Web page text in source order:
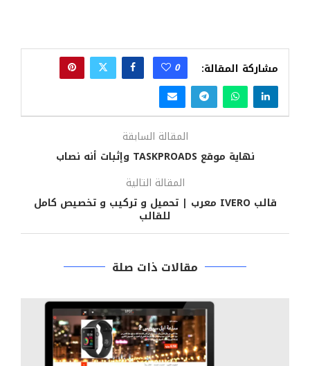
مشاركة المقالة: 0
المقالة السابقة
نهاية موقع TASKPROADS وإثبات أنه نصاب
المقالة التالية
قالب IVERO معرب | تحميل و تركيب و تخصيص كامل
للقالب
مقالات ذات صلة